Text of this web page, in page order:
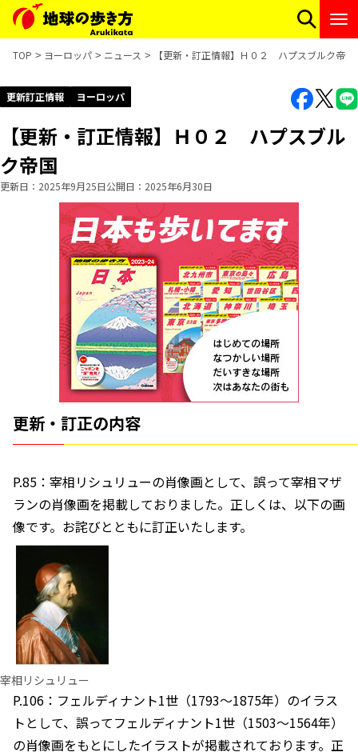
TOP ヨーロッパ ニュース 【更新・訂正情報】Ｈ０２ ハプスブルク帝国
更新訂正情報 ヨーロッパ
【更新・訂正情報】Ｈ０２ ハプスブル
ク帝国
更新日 2025年9月25日公開日 2025年6月30日
更新・訂正の内容
P.85：宰相リシュリューの肖像画として、誤って宰相マザ
ランの肖像画を掲載しておりました。正しくは、以下の画
像です。お詫びとともに訂正いたします。
宰相リシュリュー
P.106：フェルディナント1世（1793～1875年）のイラス
トとして、誤ってフェルディナント1世（1503～1564年）
の肖像画をもとにしたイラストが掲載されております。正